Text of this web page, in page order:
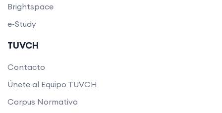
Brightspace
e-Study
TUVCH
Contacto
Únete al Equipo TUVCH
Corpus Normativo